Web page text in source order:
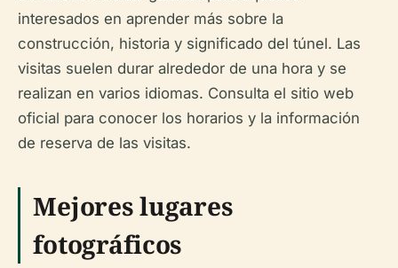
interesados en aprender más sobre la
construcción, historia y significado del túnel. Las
visitas suelen durar alrededor de una hora y se
realizan en varios idiomas. Consulta el sitio web
oficial para conocer los horarios y la información
de reserva de las visitas.
Mejores lugares
fotográficos